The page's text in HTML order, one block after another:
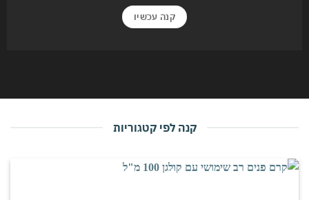
קנה עכשיו
קנה לפי קטגוריות